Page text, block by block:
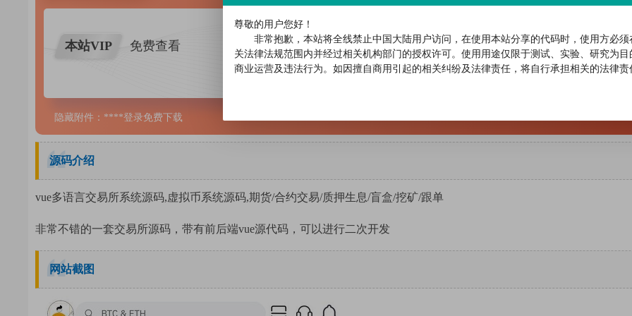
本站VIP 免费查看 开通会员
开通 本站VIP可查看该内容
隐藏附件：****登录免费下载
源码介绍
vue多语言交易所系统源码,虚拟币系统源码,期货/合约交易/质押生息/盲盒/挖矿/跟单
非常不错的一套交易所源码，带有前后端vue源代码，可以进行二次开发
网站截图
尊敬的用户您好！
非常抱歉，本站将全线禁止中国大陆用户访问，在使用本站分享的代码时，使用方必
关法律法规范围内并经过相关机构部门的授权许可。使用用途仅限于测试、实验、研究为
商业运营及违法行为。如因擅自商用引起的相关纠纷及法律责任，将自行承担相关的法律责